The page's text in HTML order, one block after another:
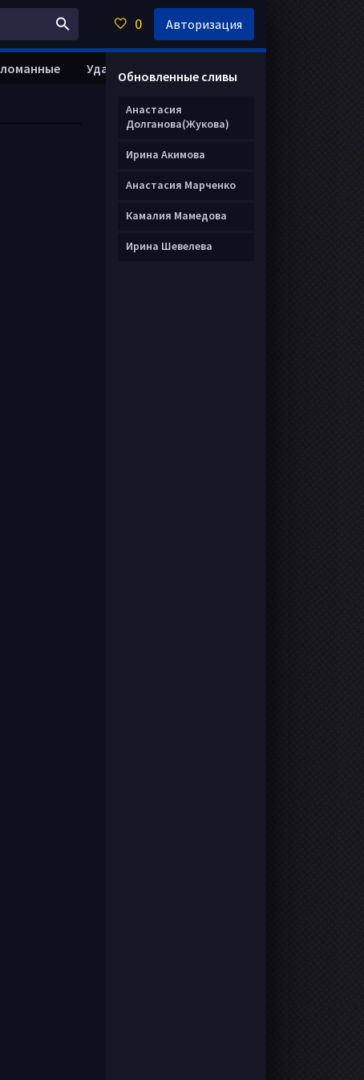
Удалить анкету
Обновленные сливы
Анастасия
Долганова(Жукова)
Ирина Акимова
Анастасия Марченко
Камалия Мамедова
Ирина Шевелева
0 Авторизация